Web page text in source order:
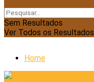
Sem Resultados
Ver Todos os Resultados
Home